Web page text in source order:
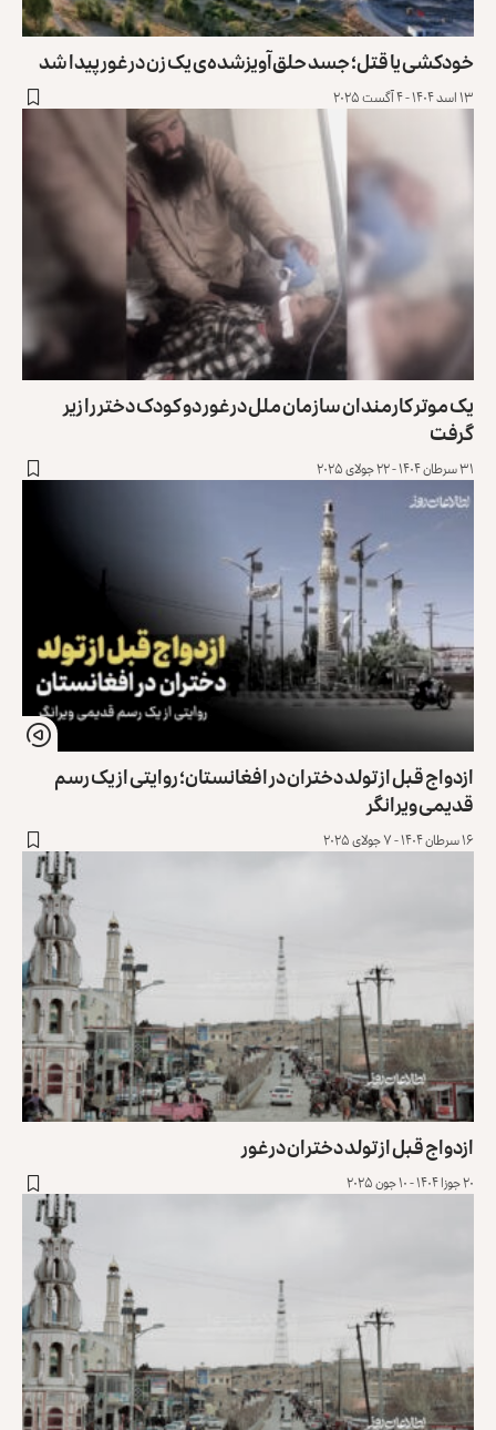
خودکشی یا قتل؛ جسد حلق‌آویزشده‌ی یک زن در غور پیدا شد
۱۳ اسد ۱۴۰۴ - ۴ آگست ۲۰۲۵
یک موتر کارمندان سازمان ملل در غور دو کودک دختر را ‏زیر
گرفت
۳۱ سرطان ۱۴۰۴ - ۲۲ جولای ۲۰۲۵
ازدواج قبل از تولد دختران در افغانستان؛ روایتی از یک رسم
قدیمی ویرانگر
۱۶ سرطان ۱۴۰۴ - ۷ جولای ۲۰۲۵
ازدواج قبل از تولد دختران در غور
۲۰ جوزا ۱۴۰۴ - ۱۰ جون ۲۰۲۵